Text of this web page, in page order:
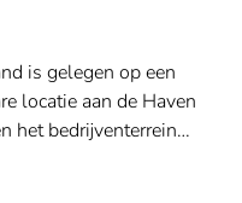
is gelegen op een
locatie aan de Haven
het bedrijventerrein…